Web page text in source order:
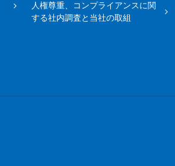
人権尊重、コンプライアンスに関
する社内調査と当社の取組